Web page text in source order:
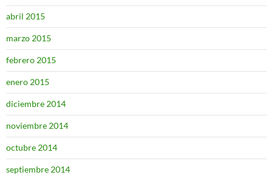
abril 2015
marzo 2015
febrero 2015
enero 2015
diciembre 2014
noviembre 2014
octubre 2014
septiembre 2014